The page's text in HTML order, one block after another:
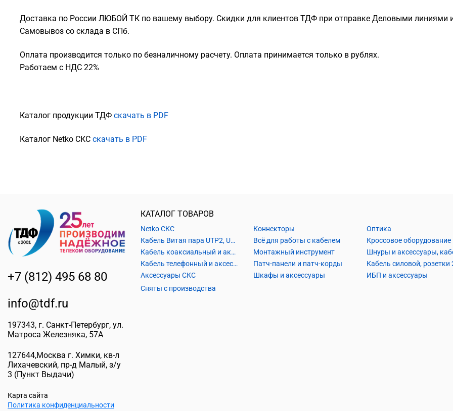
Доставка по России ЛЮБОЙ ТК по вашему выбору. Скидки для клиентов ТДФ при отправке Деловыми линиями
Самовывоз со склада в СПб.
Оплата производится только по безналичному расчету. Оплата принимается только в рублях.
Работаем с НДС 22%
Каталог продукции ТДФ скачать в PDF
Каталог Netko СКС скачать в PDF
+7 (812) 495 68 80
info@tdf.ru
197343, г. Санкт-Петербург, ул.
Матроса Железняка, 57A
127644,Москва г. Химки, кв-л
Лихачевский, пр-д Малый, з/у
3 (Пункт Выдачи)
Карта сайта
Политика конфиденциальности
КАТАЛОГ ТОВАРОВ
Netko СКС
Кабель Витая пара UTP2, UTP4, FTP2, FTP4
Кабель коаксиальный и аксессуары
Кабель телефонный и аксессуары
Аксессуары СКС
Коннекторы
Всё для работы с кабелем
Монтажный инструмент
Патч-панели и патч-корды
Шкафы и аксессуары
Оптика
Кроссовое оборудование
ИБП и аксессуары
Сняты с производства